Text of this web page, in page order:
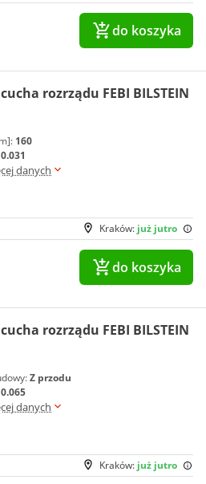
do koszyka
rozrządu FEBI BILSTEIN
160
0.031
danych
Kraków: już jutro
do koszyka
rozrządu FEBI BILSTEIN
Z przodu
0.065
danych
Kraków: już jutro